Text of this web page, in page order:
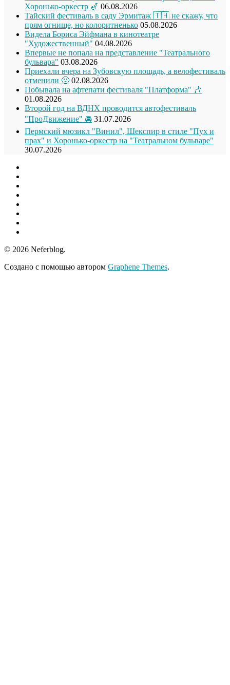
Хоронько-оркестр 🎷 06.08.2026
Тайский фестиваль в саду Эрмитаж 🇹🇭 не скажу, что
прям огнище, но колоритненько 05.08.2026
Видела Бориса Эйфмана в кинотеатре
"Художественный" 04.08.2026
Впервые не попала на представление "Театрального
бульвара" 03.08.2026
Приехали вчера на Зубовскую площадь, а велофестиваль
отменили 🙁 02.08.2026
Побывала на афтепати фестиваля "Платформа" 🎶
01.08.2026
Второй год на ВДНХ проводится автофестиваль
"ПроДвижение" 🚘 31.07.2026
Пермский мюзикл "Винил", Шекспир в стиле "Пух и
прах" и Хоронько-оркестр на "Театральном бульваре"
30.07.2026
© 2026 Neferblog.
Создано с помощью автором Graphene Themes.